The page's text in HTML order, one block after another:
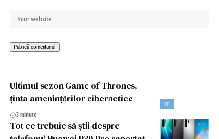
IT
Ultimul sezon Game of Thrones,
ținta amenințărilor cibernetice
3 minute
Tot ce trebuie să știi despre